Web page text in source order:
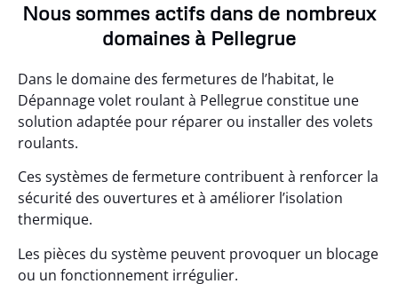
Nous sommes actifs dans de nombreux
domaines à Pellegrue
Dans le domaine des fermetures de l’habitat, le
Dépannage volet roulant à Pellegrue constitue une
solution adaptée pour réparer ou installer des volets
roulants.
Ces systèmes de fermeture contribuent à renforcer la
sécurité des ouvertures et à améliorer l’isolation
thermique.
Les pièces du système peuvent provoquer un blocage
ou un fonctionnement irrégulier.